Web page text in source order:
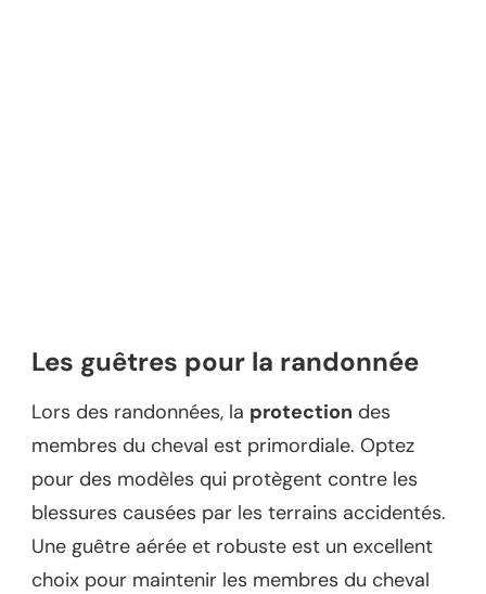
Les guêtres pour la randonnée
Lors des randonnées, la protection des
membres du cheval est primordiale. Optez
pour des modèles qui protègent contre les
blessures causées par les terrains accidentés.
Une guêtre aérée et robuste est un excellent
choix pour maintenir les membres du cheval